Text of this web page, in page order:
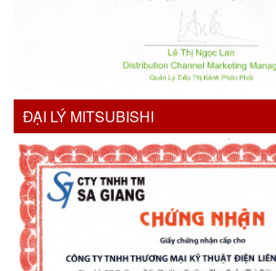
ĐẠI LÝ MITSUBISHI